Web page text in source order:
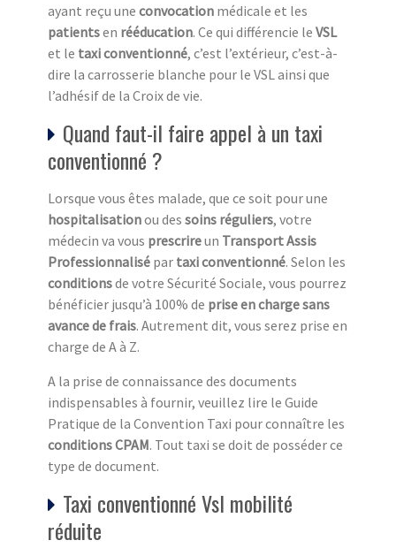
ayant reçu une convocation médicale et les
patientsen rééducation. Ce qui différencie le VSL
et le taxi conventionné, c’est l’extérieur, c’est-à-
dire la carrosserie blanche pour le VSL ainsi que
l’adhésif de la Croix de vie.
Quand faut-il faire appel à un taxi
conventionné ?
Lorsque vous êtes malade, que ce soit pour une
hospitalisationou des soins réguliers, votre
médecin va vous prescrireun Transport Assis
Professionnalisé par taxi conventionné. Selon les
conditionsde votre Sécurité Sociale, vous pourrez
bénéficier jusqu’à 100% de prise en charge sans
avance de frais. Autrement dit, vous serez prise en
charge de A à Z.
A la prise de connaissance des documents
indispensables à fournir, veuillez lire le Guide
Pratique de la Convention Taxi pour connaître les
conditions CPAM. Tout taxi se doit de posséder ce
type de document.
Taxi conventionné Vsl mobilité
réduite